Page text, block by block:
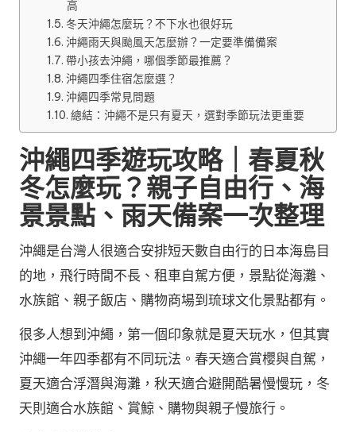
高
冬天沖繩怎麼玩？不下水也很好玩
沖繩雨天與颱風天怎麼辦？一定要準備備案
帶小孩去沖繩，哪個季節最推薦？
沖繩四季住宿怎麼選？
沖繩四季常見問題
總結：沖繩不是只有夏天，選對季節玩法更重要
沖繩四季遊玩攻略｜春夏秋
冬怎麼玩？親子自由行、海
景景點、雨天備案一次整理
沖繩是台灣人很適合安排短天數自由行的日本海島目
的地，飛行時間不長、租車自駕方便，景點從海灘、
水族館、親子飯店、購物商場到琉球文化景點都有。
很多人想到沖繩，第一個印象就是夏天玩水，但其實
沖繩一年四季都有不同玩法。春天適合賞櫻與自駕，
夏天適合浮潛與海灘，秋天適合避開酷暑慢慢玩，冬
天則適合水族館、賞鯨、購物與親子慢旅行。